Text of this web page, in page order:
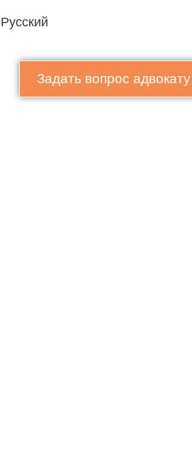
Русский
Задать вопрос адвокату